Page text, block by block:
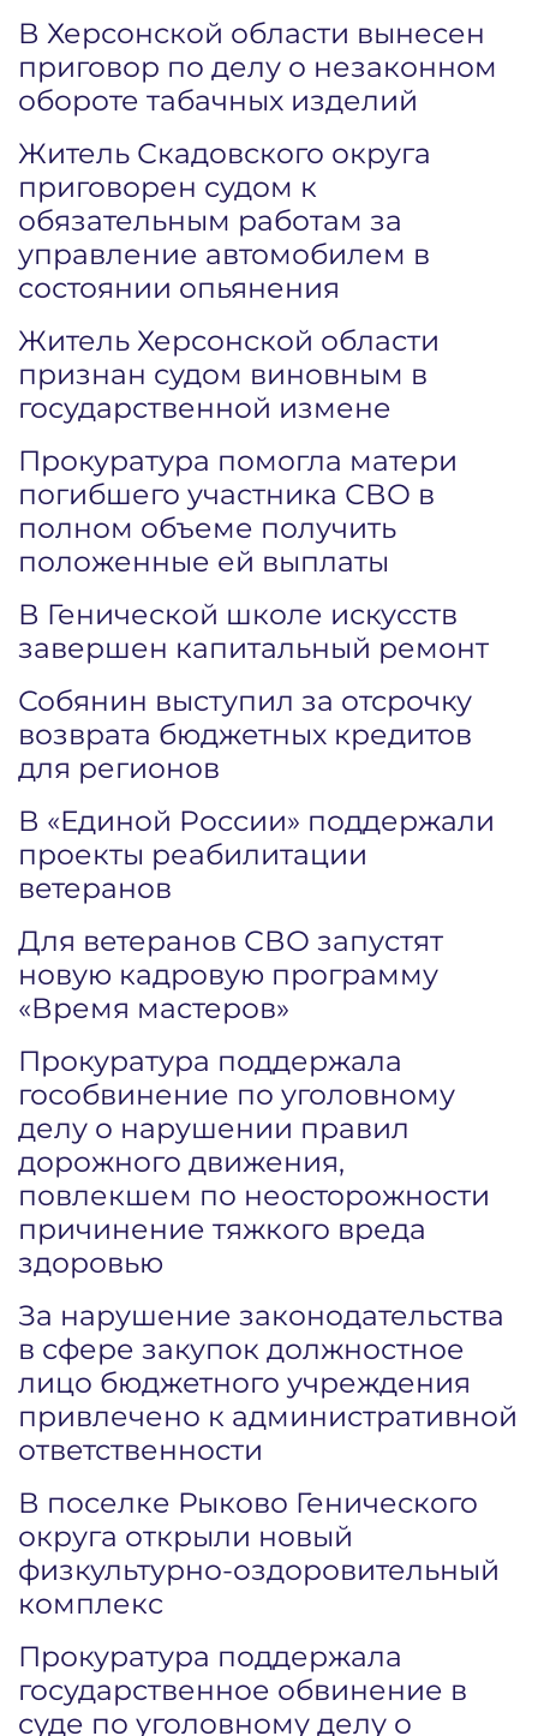
В Херсонской области вынесен
приговор по делу о незаконном
обороте табачных изделий
Житель Скадовского округа
приговорен судом к
обязательным работам за
управление автомобилем в
состоянии опьянения
Житель Херсонской области
признан судом виновным в
государственной измене
Прокуратура помогла матери
погибшего участника СВО в
полном объеме получить
положенные ей выплаты
В Генической школе искусств
завершен капитальный ремонт
Собянин выступил за отсрочку
возврата бюджетных кредитов
для регионов
В «Единой России» поддержали
проекты реабилитации
ветеранов
Для ветеранов СВО запустят
новую кадровую программу
«Время мастеров»
Прокуратура поддержала
гособвинение по уголовному
делу о нарушении правил
дорожного движения,
повлекшем по неосторожности
причинение тяжкого вреда
здоровью
За нарушение законодательства
в сфере закупок должностное
лицо бюджетного учреждения
привлечено к административной
ответственности
В поселке Рыково Генического
округа открыли новый
физкультурно-оздоровительный
комплекс
Прокуратура поддержала
государственное обвинение в
суде по уголовному делу о